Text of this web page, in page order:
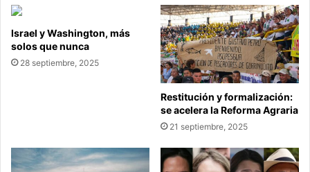
Israel y Washington, más
solos que nunca
28 septiembre, 2025
Restitución y formalización:
se acelera la Reforma Agraria
21 septiembre, 2025